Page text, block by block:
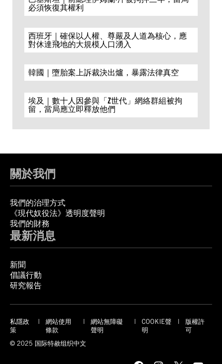
必須恢復其權利
西班牙｜確保以人權、尊嚴及人道為核心，應
對休達飛地的大規模人口湧入
韓國｜墮胎案上訴裁決出爐，暴露法律真空
埃及｜數十人因參與「Z世代」網絡群組被拘
留，當局應立即釋放他們
關於我們
我們的治理方式
《現代奴役法》透明度聲明
我們的財務
最新消息
新聞
倡議行動
研究報告
私隱政
策
網站使用
條款
網站無障礙
聲明
COOKIE聲
明
版權許
可
© 2025 国际特赦组织中文